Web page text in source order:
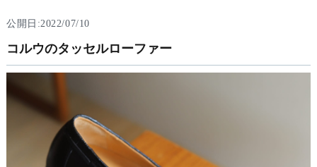
公開日:2022/07/10
コルウのタッセルローファー